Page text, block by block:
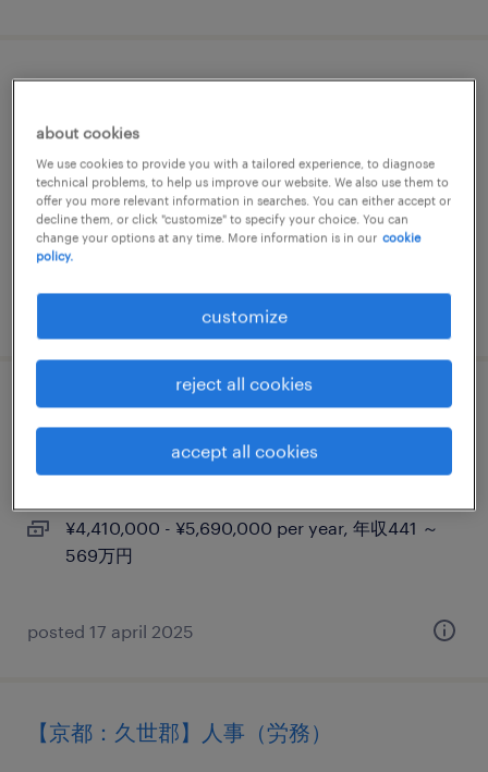
【京都】総務業務全般
京都, 京都府
permanent
¥5,300,000 - ¥8,600,000 per year, 年収530 ～
860万円
【京都：久世郡】研究開発
¥4,410,000 - ¥5,690,000 per year, 年収441 ～
569万円
posted 17 april 2025
【京都：久世郡】人事（労務）
about cookies
We use cookies to provide you with a tailored experience, to diagnose
technical problems, to help us improve our website. We also use them to
offer you more relevant information in searches. You can either accept or
decline them, or click "customize" to specify your choice. You can
change your options at any time. More information is in our cookie
policy.
customize
reject all cookies
accept all cookies